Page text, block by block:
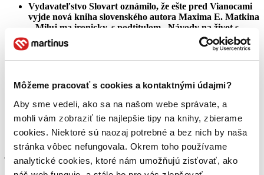
Môžeme pracovať s cookies a kontaktnými údajmi?
Aby sme vedeli, ako sa na našom webe správate, a
mohli vám zobraziť tie najlepšie tipy na knihy, zbierame
cookies. Niektoré sú naozaj potrebné a bez nich by naša
stránka vôbec nefungovala. Okrem toho používame
analytické cookies, ktoré nám umožňujú zisťovať, ako
Vydavateľstvo Slovart oznámilo, že ešte pred Vianocami
vyjde nová kniha slovenského autora Maxima E. Matkina
– Miluj ma ironicky, s podtitulom „Návody na život s
ručením obmedzeným“
Kniha je na internete už v predpredaji
tajomného slovenského autora Maxima E. Matkina prichádza jeho
ďalšia kniha. Informáciu prinieslo najväčšie slovenské internetové
kníhkupectvo Martinus.sk. „Po veľkom úspechu predchádzajúcich
Matkinových kníh sme sa rozhodli aj Miluj ma ironicky zaradiť do
predpredaja ešte v ten istý deň, ako Slovart oznámil jeho knižné
vydanie,“ hovorí Miroslav Santus, spolumajiteľ kníhkupectva.
Matkinov predchádzajúci román Mužské interiéry, ktorý vyšiel v
júli, sa pritom stále drží v rebríčkoch najpredávanejších kníh v
mnohých kníhkupectvách na Slovensku.